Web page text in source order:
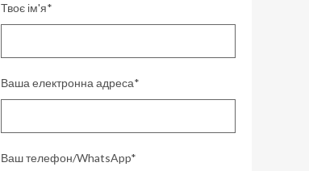
Твоє ім'я*
Ваша електронна адреса*
Ваш телефон/WhatsApp*